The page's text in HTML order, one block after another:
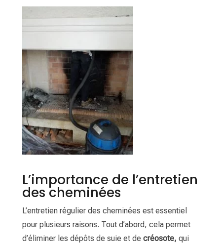
L’importance de l’entretien
des cheminées
L’entretien régulier des cheminées est essentiel
pour plusieurs raisons. Tout d’abord, cela permet
d’éliminer les dépôts de suie et de créosote, qui